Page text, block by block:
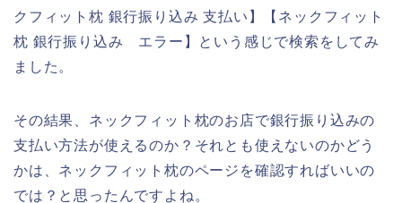
クフィット枕 銀行振り込み 支払い】【ネックフィット
枕 銀行振り込み エラー】という感じで検索をしてみ
ました。
その結果、ネックフィット枕のお店で銀行振り込みの
支払い方法が使えるのか？それとも使えないのかどう
かは、ネックフィット枕のページを確認すればいいの
では？と思ったんですよね。